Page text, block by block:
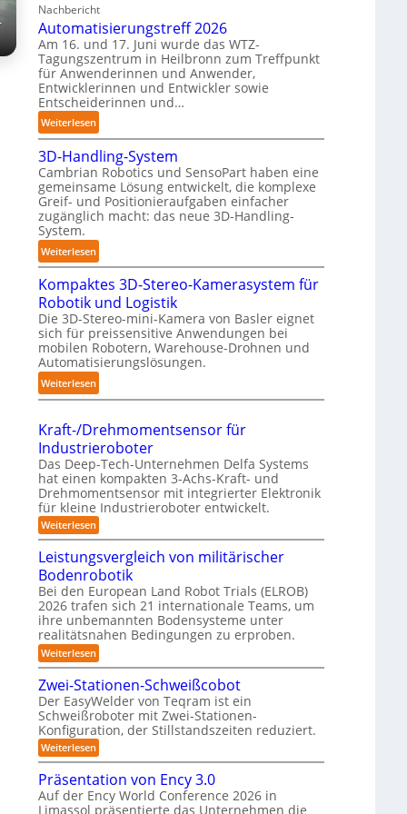
T
a
u
c
h
r
o
b
o
t
e
r
n
e
n
p
e
r
C
o
b
o
t
A
A
Z
ü
r
i
c
h
T
r
e
f
p
u
n
k
t
f
ü
r
p
i
s
n
a
h
e
A
u
t
o
m
a
t
i
s
i
e
r
n
g
Nachbericht
Automatisierungstreff 2026
Am 16. und 17. Juni wurde das WTZ-
Tagungszentrum in Heilbronn zum Treffpunkt
für Anwenderinnen und Anwender,
Entwicklerinnen und Entwickler sowie
Entscheiderinnen und…
Weiterlesen:
A
u
t
o
m
a
t
i
s
i
e
r
u
n
g
s
r
e
f
f
2
0
2
6
3D-Handling-System
Cambrian Robotics und SensoPart haben eine
gemeinsame Lösung entwickelt, die komplexe
Greif- und Positionieraufgaben einfacher
zugänglich macht: das neue 3D-Handling-
System.
Weiterlesen:
3
D
-
H
a
n
d
l
i
g
-
S
y
s
t
e
m
Kompaktes 3D-Stereo-Kamerasystem für
Robotik und Logistik
Die 3D-Stereo-mini-Kamera von Basler eignet
sich für preissensitive Anwendungen bei
mobilen Robotern, Warehouse-Drohnen und
Automatisierungslösungen.
Weiterlesen:
K
m
p
a
k
e
s
3
D
-
S
t
e
r
o
-
K
a
m
e
r
Kraft-/Drehmomentsensor für
Industrieroboter
Das Deep-Tech-Unternehmen Delfa Systems
hat einen kompakten 3-Achs-Kraft- und
Drehmomentsensor mit integrierter Elektronik
für kleine Industrieroboter entwickelt.
Weiterlesen:
K
a
f
t
-
/
D
r
e
h
m
o
m
e
n
t
s
e
n
s
o
Leistungsvergleich von militärischer
Bodenrobotik
Bei den European Land Robot Trials (ELROB)
2026 trafen sich 21 internationale Teams, um
ihre unbemannten Bodensysteme unter
realitätsnahen Bedingungen zu erproben.
Weiterlesen:
L
i
s
t
u
n
g
s
v
e
r
Zwei-Stationen-Schweißcobot
Der EasyWelder von Teqram ist ein
Schweißroboter mit Zwei-Stationen-
Konfiguration, der Stillstandszeiten reduziert.
Weiterlesen:
Z
w
e
i
-
Präsentation von Ency 3.0
Auf der Ency World Conference 2026 in
Limassol präsentierte das Unternehmen die